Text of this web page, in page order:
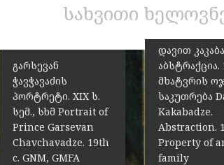
სახვითი
გარსევან
ჭავჭავაძის
პორტრეტი. XIX ს.
სემ., სხმ Portrait of
Prince Garsevan
Chavchavadze. 19th
c. GNM, GMFA
დავით
აბსტრაქცია.
მხატვრის
საკუთრება
Kakabadze.
Abstraction.
Property of
family